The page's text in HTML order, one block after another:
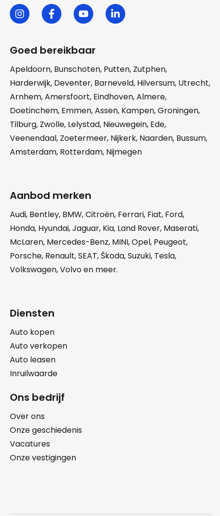
Goed bereikbaar
Apeldoorn, Bunschoten, Putten, Zutphen,
Harderwijk, Deventer, Barneveld, Hilversum, Utrecht,
Arnhem,Amersfoort, Eindhoven,Almere,
Doetinchem, Emmen,Assen, Kampen,Groningen,
Tilburg, Zwolle, Lelystad, Nieuwegein, Ede,
Veenendaal, Zoetermeer, Nijkerk, Naarden, Bussum,
Amsterdam, Rotterdam, Nijmegen
Aanbod merken
Audi, Bentley, BMW,Citroën, Ferrari, Fiat, Ford,
Honda, Hyundai,Jaguar, Kia, Land Rover, Maserati,
McLaren, Mercedes-Benz, MINI,Opel, Peugeot,
Porsche, Renault,SEAT, Škoda,Suzuki, Tesla,
Volkswagen,Volvoen meer.
Diensten
Auto kopen
Auto verkopen
Auto leasen
Inruilwaarde
Ons bedrijf
Over ons
Onze geschiedenis
Vacatures
Onze vestigingen